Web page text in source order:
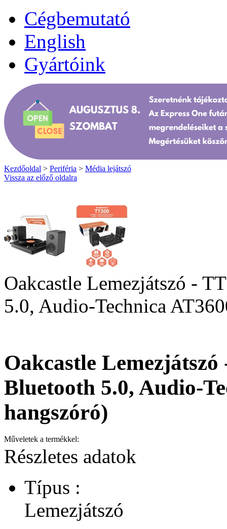
Cégbemutató
English
Gyártóink
Kezdőoldal > Periféria > Média lejátszó
Vissza az előző oldalra
Oakcastle Lemezjátszó -
5.0, Audio-Technica
Oakcastle
Bluetooth 5.0, Audio-
hangszóró)
Műveletek a termékkel:
Részletes adatok
Típus :
Lemezjátszó